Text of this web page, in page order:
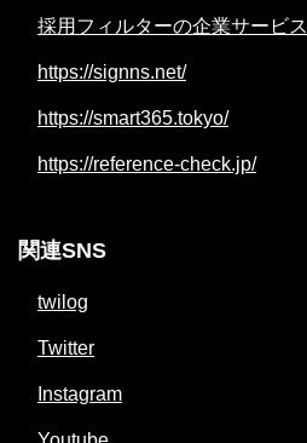
採用フィルターの企業サービス
https://signns.net/
https://smart365.tokyo/
https://reference-check.jp/
関連SNS
twilog
Twitter
Instagram